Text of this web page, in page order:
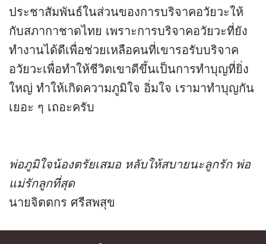
ประชาสัมพันธ์ในส่วนของการบริจาคอวัยวะให้
กับสภากาชาดไทย เพราะการบริจาคอวัยวะที่ยัง
ทำงานได้ดีเพื่อช่วยเหลือคนที่เขารอรับบริจาค
อวัยวะเพื่อทำให้ชีวิตเขาดีขึ้นเป็นการทำบุญที่ยิ่ง
ใหญ่ ทำให้เกิดความภูมิใจ อิ่มใจ เรามาทำบุญกัน
เยอะ ๆ เถอะครับ
พ่อภูมิใจน้องตรัยเสมอ หลับให้สบายนะลูกรัก พ่อ
แม่รักลูกที่สุด
นายจิตตกร ศรีสพสุข